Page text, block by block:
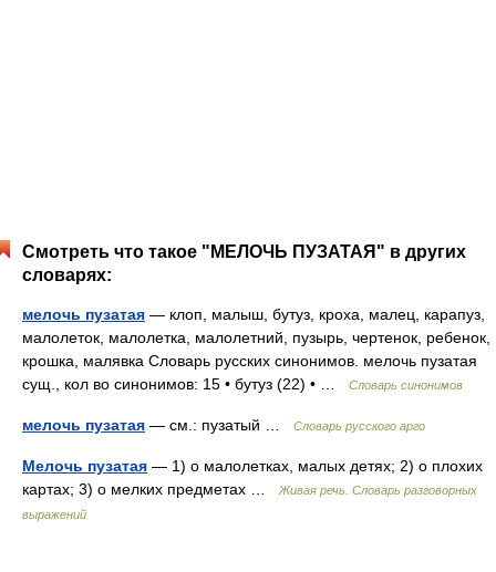
Смотреть что такое "МЕЛОЧЬ ПУЗАТАЯ" в других
словарях:
мелочь пузатая — клоп, малыш, бутуз, кроха, малец, карапуз,
малолеток, малолетка, малолетний, пузырь, чертенок, ребенок,
крошка, малявка Словарь русских синонимов. мелочь пузатая
сущ., кол во синонимов: 15 • бутуз (22) • …
Словарь синонимов
мелочь пузатая — см.: пузатый … Словарь русского арго
Мелочь пузатая — 1) о малолетках, малых детях; 2) о плохих
картах; 3) о мелких предметах …
Живая речь. Словарь разговорных
выражений